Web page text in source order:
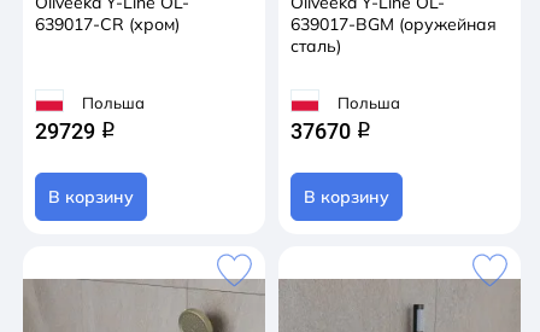
639017-CR (хром)
Польша
29729 q
В корзину
639017-BGM (оружейная
сталь)
Польша
37670 q
В корзину